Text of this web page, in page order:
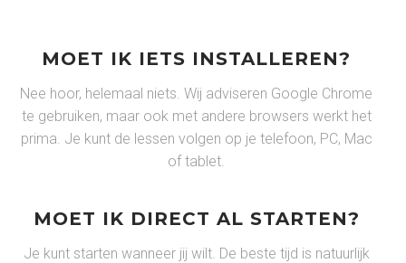
MOET IK IETS INSTALLEREN?
Nee hoor, helemaal niets. Wij adviseren Google Chrome
te gebruiken, maar ook met andere browsers werkt het
prima. Je kunt de lessen volgen op je telefoon, PC, Mac
of tablet.
MOET IK DIRECT AL STARTEN?
Je kunt starten wanneer jij wilt. De beste tijd is natuurlijk